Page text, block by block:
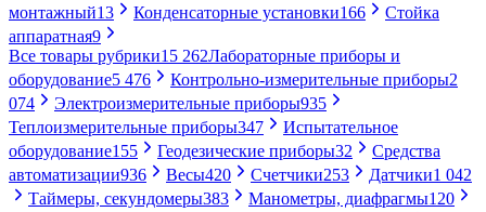
монтажный13 Конденсаторные установки166
Стойка
аппаратная9
Все товары рубрики15 262Лабораторные приборы и
оборудование5 476 Контрольно-измерительные приборы2
074
Электроизмерительные приборы935
Теплоизмерительные приборы347
Испытательное
оборудование155 Геодезические приборы32
Средства
автоматизации936 Весы420 Счетчики253 Датчики1 042
Таймеры, секундомеры383 Манометры, диафрагмы120